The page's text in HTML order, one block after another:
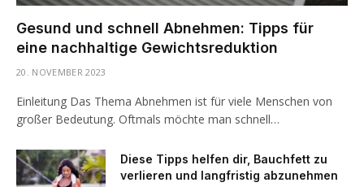
Gesund und schnell Abnehmen: Tipps für
eine nachhaltige Gewichtsreduktion
20. NOVEMBER 2023
Einleitung Das Thema Abnehmen ist für viele Menschen von
großer Bedeutung. Oftmals möchte man schnell…
Diese Tipps helfen dir, Bauchfett zu
verlieren und langfristig abzunehmen